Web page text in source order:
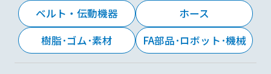
ベルト・伝動機器
ホース
樹脂･ゴム･素材
FA部品･ロボット･機械